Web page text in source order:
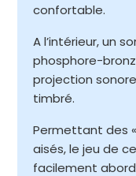
confortable.
A l’intérieur, un
phosphore-
projection
timbré.
Permettant des
aisés, le jeu de
facilement